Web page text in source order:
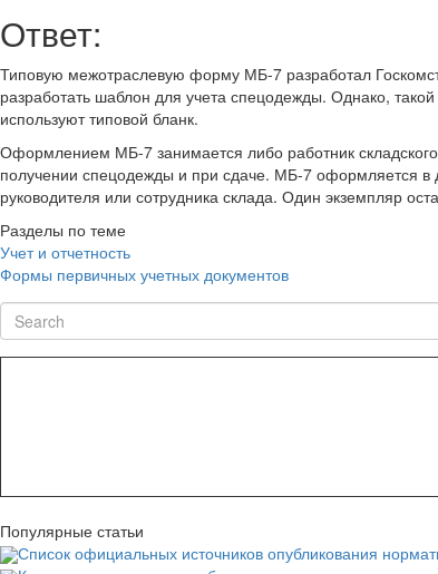
Ответ:
Типовую межотраслевую форму МБ-7 разработал
разработать шаблон для учета спецодежды. Однако,
используют типовой бланк.
Оформлением МБ-7 занимается либо работник
получении спецодежды и при сдаче. МБ-7 оформляется в
руководителя или сотрудника склада. Один экземпляр
Разделы по теме
Учет и отчетность
Формы первичных учетных документов
Search
Популярные статьи
Список официальных источников опубликования